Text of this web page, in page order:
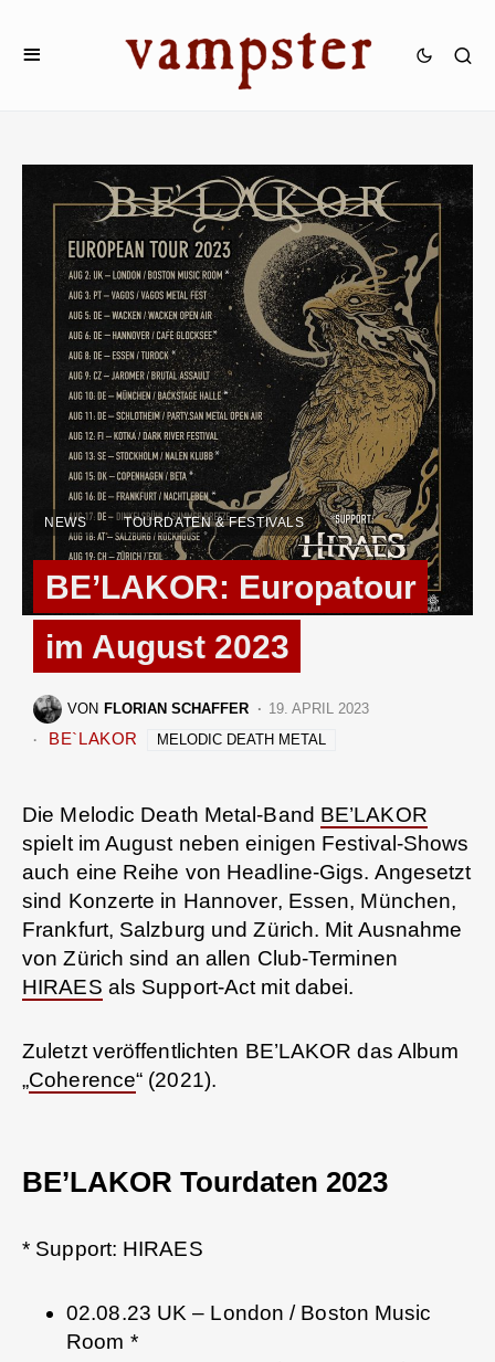
NEWS TOURDATEN & FESTIVALS
BE’LAKOR: Europatour
im August 2023
VON FLORIAN SCHAFFER 19. APRIL 2023
BE`LAKOR MELODIC DEATH METAL
Die Melodic Death Metal-Band BE’LAKOR
spielt im August neben einigen Festival-Shows
auch eine Reihe von Headline-Gigs. Angesetzt
sind Konzerte in Hannover, Essen, München,
Frankfurt, Salzburg und Zürich. Mit Ausnahme
von Zürich sind an allen Club-Terminen
HIRAES als Support-Act mit dabei.
Zuletzt veröffentlichten BE’LAKOR das Album
„Coherence“ (2021).
BE’LAKOR Tourdaten 2023
* Support: HIRAES
02.08.23 UK – London / Boston Music
Room *